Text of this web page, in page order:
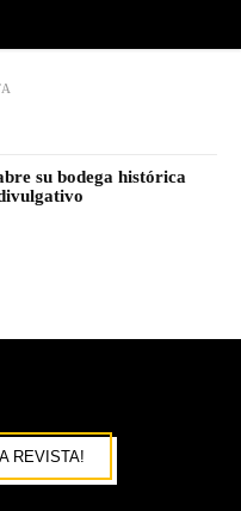
su bodega histórica
REVISTA!